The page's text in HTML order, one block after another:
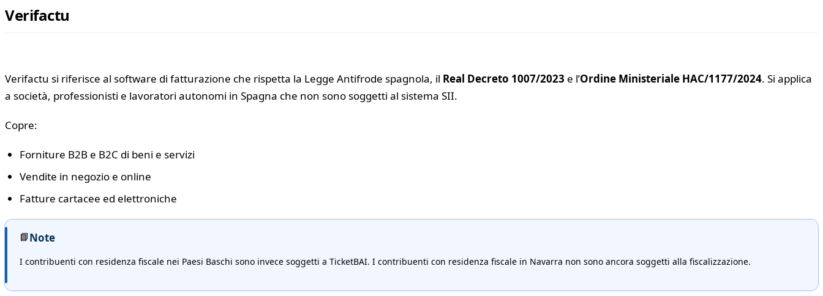
Verifactu
Verifactu si riferisce al software di fatturazione che rispetta la Legge Antifrode spagnola, il Real Decreto 1007/2023 e l’Ordine Ministeriale HAC/1177/2024. Si applica
a società, professionisti e lavoratori autonomi in Spagna che non sono soggetti al sistema SII.
Copre:
Forniture B2B e B2C di beni e servizi
Vendite in negozio e online
Fatture cartacee ed elettroniche
📘Note
I contribuenti con residenza fiscale nei Paesi Baschi sono invece soggetti a TicketBAI. I contribuenti con residenza fiscale in Navarra non sono ancora soggetti alla fiscalizzazione.